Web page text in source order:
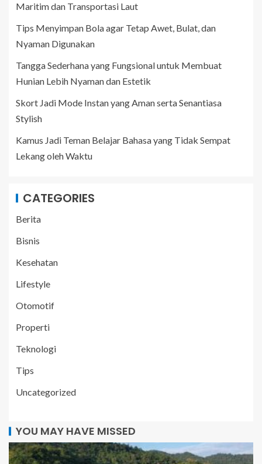
Maritim dan Transportasi Laut
Tips Menyimpan Bola agar Tetap Awet, Bulat, dan
Nyaman Digunakan
Tangga Sederhana yang Fungsional untuk Membuat
Hunian Lebih Nyaman dan Estetik
Skort Jadi Mode Instan yang Aman serta Senantiasa
Stylish
Kamus Jadi Teman Belajar Bahasa yang Tidak Sempat
Lekang oleh Waktu
CATEGORIES
Berita
Bisnis
Kesehatan
Lifestyle
Otomotif
Properti
Teknologi
Tips
Uncategorized
YOU MAY HAVE MISSED